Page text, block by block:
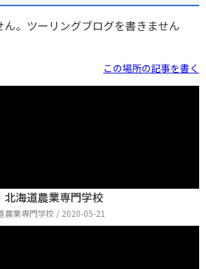
。ツーリングブログを書きません
この場所の記事を書く
海道農業専門学校
業専門学校 / 2020-05-21